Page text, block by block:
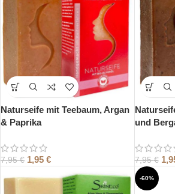
Naturseife mit Teebaum, Argan
& Paprika
7,95€ 1,95 €
und
7,95€
-60%